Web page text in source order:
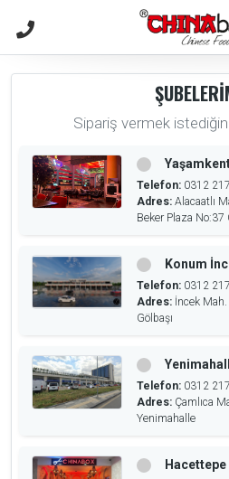
Sipariş vermek
Telefon: 0312
Adres: Alacaatlı
Beker Plaza No:37
Konum
Telefon: 0312
Adres: İncek
Gölbaşı
Telefon: 0312
Adres: Çamlıca
Yenimahalle